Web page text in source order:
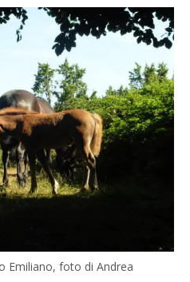
Emiliano, foto di Andrea